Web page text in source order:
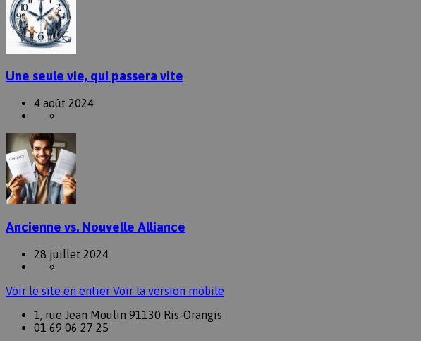
Une seule vie, qui passera vite
4 août 2024
Ancienne vs. Nouvelle Alliance
28 juillet 2024
Voir le site en entier Voir la version mobile
1, rue Jean Moulin 91130 Ris-Orangis
01 69 06 27 25